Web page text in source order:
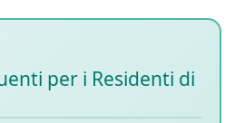
per i Residenti di